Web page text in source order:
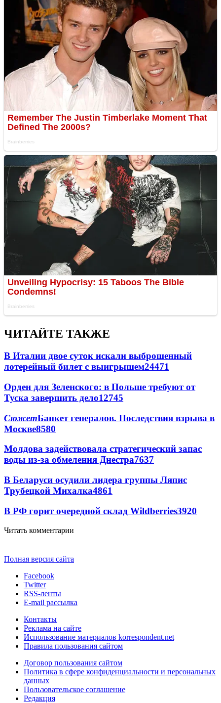
ЧИТАЙТЕ ТАКЖЕ
В Италии двое суток искали выброшенный
лотерейный билет с выигрышем24471
Орден для Зеленского: в Польше требуют от
Туска завершить дело12745
СюжетБанкет генералов. Последствия взрыва в
Москве8580
Молдова задействовала стратегический запас
воды из-за обмеления Днестра7637
В Беларуси осудили лидера группы Ляпис
Трубецкой Михалка4861
В РФ горит очередной склад Wildberries3920
Читать комментарии
Полная версия сайта
Facebook
Twitter
RSS-ленты
E-mail рассылка
Контакты
Реклама на сайте
Использование материалов korrespondent.net
Правила пользования сайтом
Договор пользования сайтом
Политика в сфере конфиденциальности и персональных
данных
Пользовательское соглашение
Редакция